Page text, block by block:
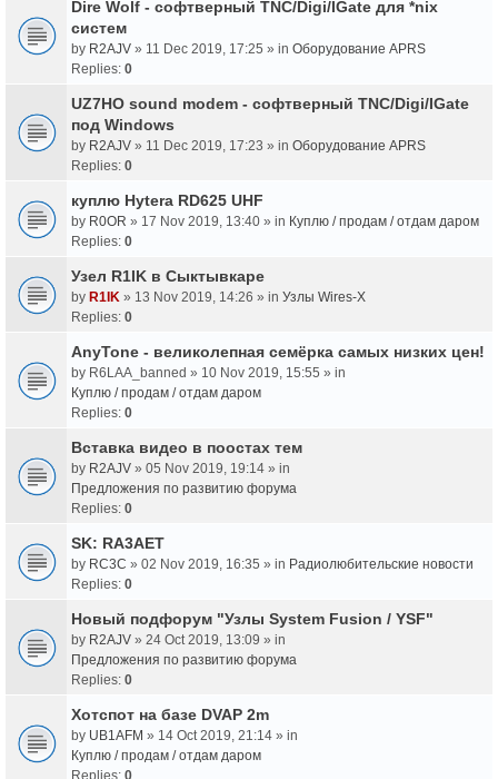
Dire Wolf - cофтверный TNC/Digi/IGate для *nix
систем
by R2AJV » 11 Dec 2019, 17:25 » in Оборудование APRS
Replies: 0
UZ7HO sound modem - cофтверный TNC/Digi/IGate
под Windows
by R2AJV » 11 Dec 2019, 17:23 » in Оборудование APRS
Replies: 0
куплю Hytera RD625 UHF
by R0OR » 17 Nov 2019, 13:40 » in Куплю / продам / отдам даром
Replies: 0
Узел R1IK в Сыктывкаре
by R1IK » 13 Nov 2019, 14:26 » in Узлы Wires-X
Replies: 0
AnyTone - великолепная семёрка самых низких цен!
by R6LAA_banned » 10 Nov 2019, 15:55 » in
Куплю / продам / отдам даром
Replies: 0
Вставка видео в поостах тем
by R2AJV » 05 Nov 2019, 19:14 » in
Предложения по развитию форума
Replies: 0
SK: RA3AET
by RC3C » 02 Nov 2019, 16:35 » in Радиолюбительские новости
Replies: 0
Новый подфорум "Узлы System Fusion / YSF"
by R2AJV » 24 Oct 2019, 13:09 » in
Предложения по развитию форума
Replies: 0
Хотспот на базе DVAP 2m
by UB1AFM » 14 Oct 2019, 21:14 » in
Куплю / продам / отдам даром
Replies: 0